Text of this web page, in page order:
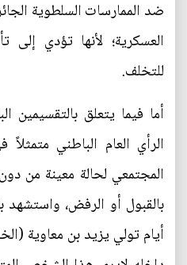
ضد الممارسات السلطوية
العسكرية؛ لأنها تؤدي إلى
للتخلف.
أما فيما يتعلق بالتقسيمين
الرأي العام الباطني
المجتمعي لحالة معينة من
بالقبول أو الرفض، واستشهد
أيام تولي يزيد بن معاوية